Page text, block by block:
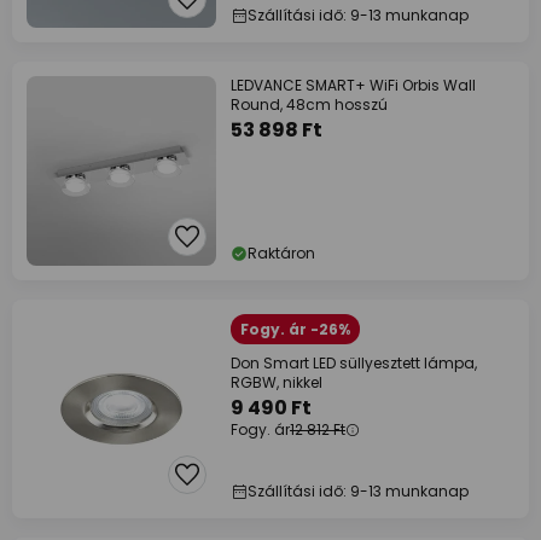
Szállítási idő: 9-13 munkanap
LEDVANCE SMART+ WiFi Orbis Wall
Round, 48cm hosszú
53 898 Ft
Raktáron
Fogy. ár -26%
Don Smart LED süllyesztett lámpa,
RGBW, nikkel
9 490 Ft
Fogy. ár12 812 Ft
Szállítási idő: 9-13 munkanap